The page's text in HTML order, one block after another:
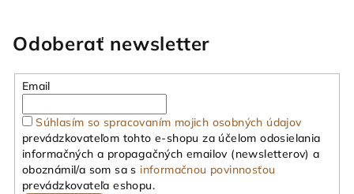
á
d
a
e
p
r
Odoberať newsletter
Email
Súhlasím so spracovaním mojich osobných údajov
prevádzkovateľom tohto e-shopu za účelom odosielania
informačných a propagačných emailov (newsletterov) a
oboznámil/a som sa s informačnou povinnosťou
prevádzkovateľa eshopu.